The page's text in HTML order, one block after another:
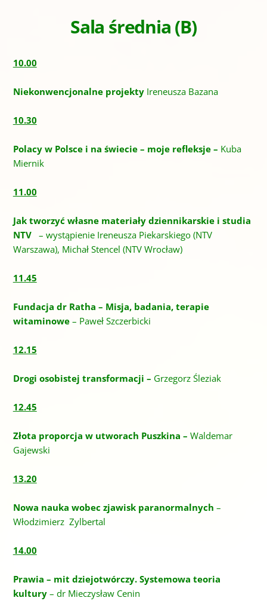
Sala średnia (B)
10.00
Niekonwencjonalne projektyIreneusza Bazana
10.30
Polacy w Polsce i na świecie – moje refleksje – Kuba
Miernik
11.00
Jak tworzyć własne materiały dziennikarskie i studia
NTV– wystąpienie Ireneusza Piekarskiego (NTV
Warszawa), Michał Stencel (NTV Wrocław)
11.45
Fundacja dr Ratha – Misja, badania, terapie
witaminowe– Paweł Szczerbicki
12.15
Drogi osobistej transformacji – Grzegorz Śleziak
12.45
Złota proporcja w utworach Puszkina – Waldemar
Gajewski
13.20
Nowa nauka wobec zjawisk paranormalnych –
Włodzimierz Zylbertal
14.00
Prawia – mit dziejotwórczy. Systemowa teoria
kultury– dr Mieczysław Cenin